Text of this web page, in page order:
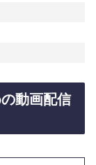
動画配信